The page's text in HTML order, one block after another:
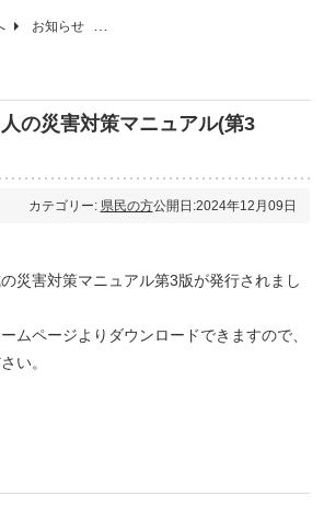
お知らせ
の災害対策マニュアル(第3
カテゴリー: 県民の方公開日:2024年12月09日
災害対策マニュアル第3版が発行されまし
ムページよりダウンロードできますので、
い。